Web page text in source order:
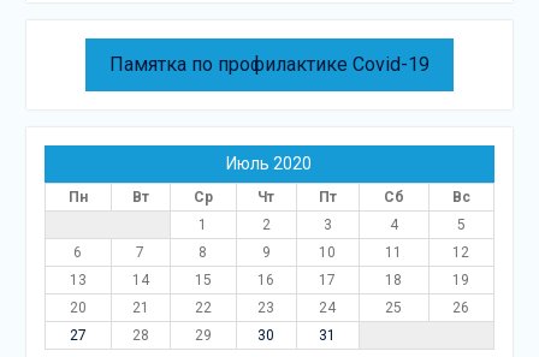
Памятка по профилактике Covid-19
Июль 2020
Пн Вт Ср Чт Пт Сб
Вс
1
2 3 4
5
6
7 8 9 10 11
12
13
14 15 16 17 18
19
20
21 22 23 24 25
26
27
28 29 30 31